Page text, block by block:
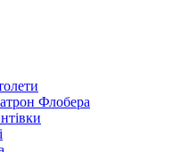
Флобера